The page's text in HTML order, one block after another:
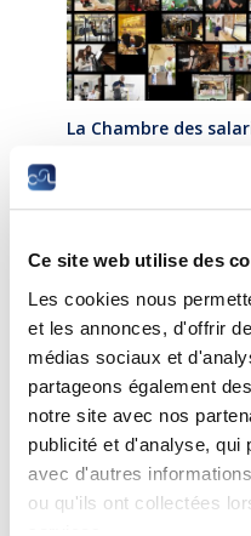
Ce site web utilise des
Les cookies nous
et les annonces, d'offrir
médias sociaux et
partageons également
notre site avec nos
publicité et d'analyse, qui
avec d'autres
ou qu'ils ont collectées
La Chambre des
Date :Mercredi, 12
Lieu :Shopping center
8050 Bertrange
en présence des
Claude Frisoni—
Raymond Reuter—